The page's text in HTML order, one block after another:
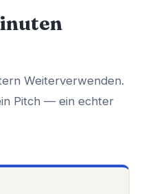
Weiterverwenden.
Pitch — ein echter